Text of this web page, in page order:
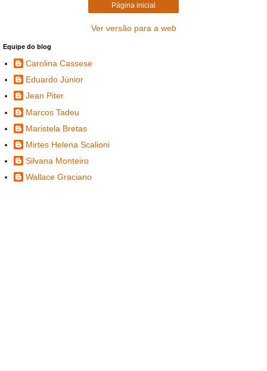
Página inicial
Ver versão para a web
Equipe do blog
Carolina Cassese
Eduardo Júnior
Jean Piter
Marcos Tadeu
Maristela Bretas
Mirtes Helena Scalioni
Silvana Monteiro
Wallace Graciano